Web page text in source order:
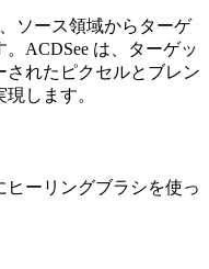
ソース領域からターゲ
ACDSee は、ターゲッ
されたピクセルとブレン
します。
ーリングブラシを使っ